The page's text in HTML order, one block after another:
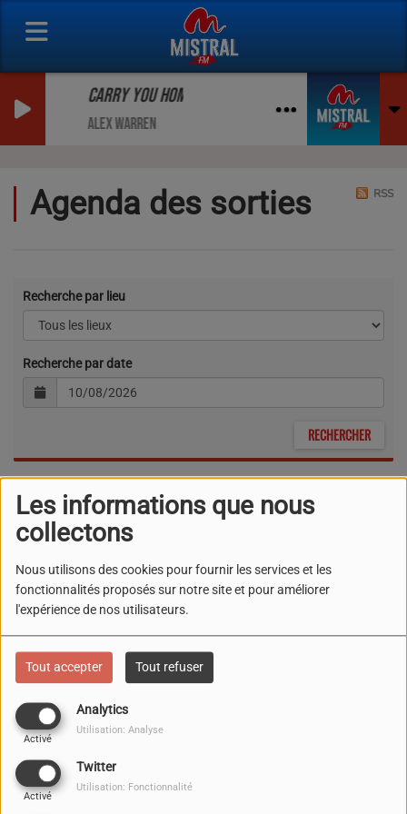
Les informations que nous
collectons
Nous utilisons des cookies pour fournir les services et les
fonctionnalités proposés sur notre site et pour améliorer
l'expérience de nos utilisateurs.
Tout accepter Tout refuser
Analytics
Activé
Utilisation: Analyse
Twitter
Activé
Utilisation: Fonctionnalité
CARRY YOU HOME (FEAT. ELLA HENDERSON)
ALEX WARREN
Agenda des sorties RSS
Recherche par lieu
Recherche par date
14 NOVEMBRE 2026
LAURENT GERRA À
TOULON
08 JANVIER 2027